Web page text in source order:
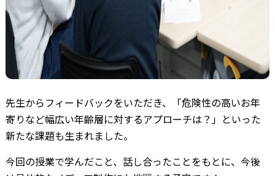
先生からフィードバックをいただき、「危険性の高いお年
寄りなど幅広い年齢層に対するアプローチは？」といった
新たな課題も生まれました。
今回の授業で学んだこと、話し合ったことをもとに、今後